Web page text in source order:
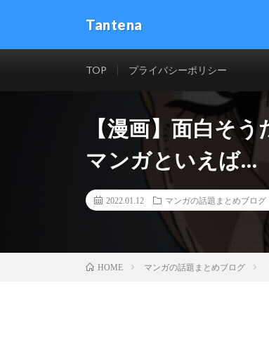
Tantena
TOP プライバシーポリシー
【漫画】面白そ
マンガといえば…
2022.01.12 マンガの話題まとめブログ
HOME マンガの話題まとめブログ